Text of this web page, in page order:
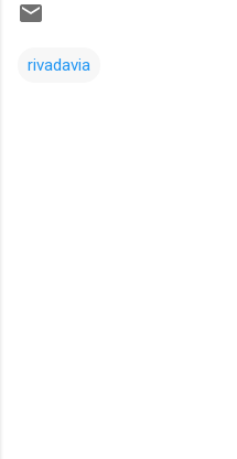
rivadavia